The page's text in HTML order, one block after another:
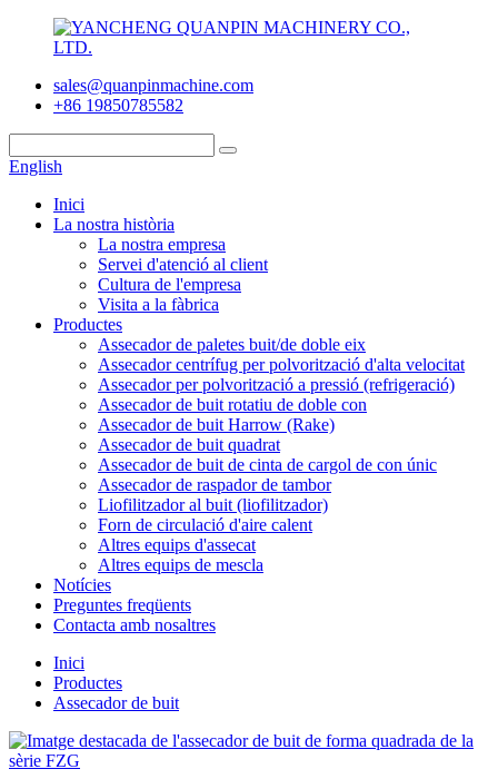
sales@quanpinmachine.com
+86 19850785582
English
Inici
La nostra història
La nostra empresa
Servei d'atenció al client
Cultura de l'empresa
Visita a la fàbrica
Productes
Assecador de paletes buit/de doble eix
Assecador centrífug per polvorització d'alta velocitat
Assecador per polvorització a pressió (refrigeració)
Assecador de buit rotatiu de doble con
Assecador de buit Harrow (Rake)
Assecador de buit quadrat
Assecador de buit de cinta de cargol de con únic
Assecador de raspador de tambor
Liofilitzador al buit (liofilitzador)
Forn de circulació d'aire calent
Altres equips d'assecat
Altres equips de mescla
Notícies
Preguntes freqüents
Contacta amb nosaltres
Inici
Productes
Assecador de buit